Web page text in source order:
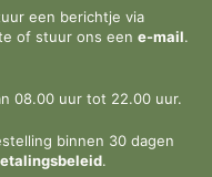
een berichtje via
of stuur ons een e-mail.
08.00 uur tot 22.00 uur.
binnen 30 dagen
.